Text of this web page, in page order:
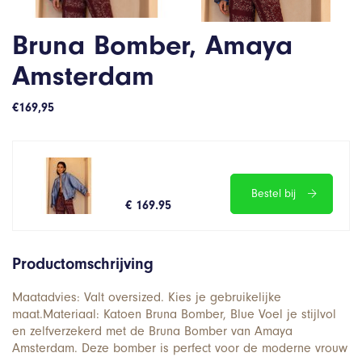
Bruna Bomber, Amaya
Amsterdam
€169,95
€ 169.95
Bestel bij
Productomschrijving
Maatadvies: Valt oversized. Kies je gebruikelijke
maat.Materiaal: Katoen Bruna Bomber, Blue Voel je stijlvol
en zelfverzekerd met de Bruna Bomber van Amaya
Amsterdam. Deze bomber is perfect voor de moderne vrouw